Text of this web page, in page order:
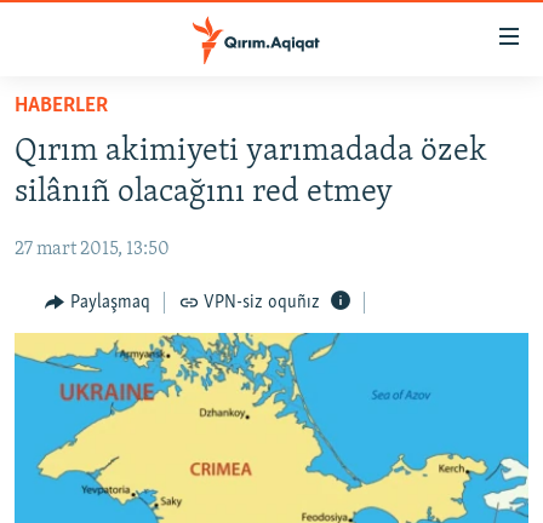
Esas
qaytmaq
Baş
qaytmaq
qaytmaq
SİYASET
CEMİYET
MEDENİYET
İNSAN AQLARI
VİDEO
SÜRET
BLOGLAR
HABERLER
Qırım akimiyeti yarımadada özek
silânıñ olacağını red etmey
27 mart 2015, 13:50
Paylaşmaq VPN-siz oquñız